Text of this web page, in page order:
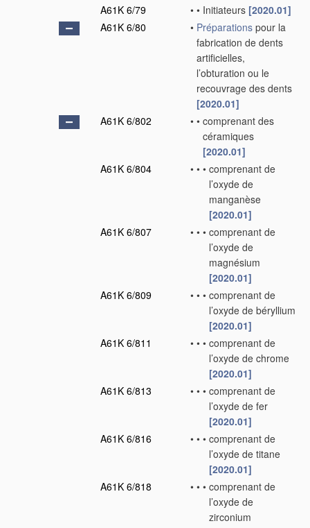
A61K 6/79
• • Initiateurs [2020.01]
A61K 6/80
• Préparations pour la
fabrication de dents
artificielles,
l’obturation ou le
recouvrage des dents
[2020.01]
A61K 6/802
• • comprenant des
céramiques
[2020.01]
A61K 6/804
• • • comprenant de
l’oxyde de
manganèse
[2020.01]
A61K 6/807
• • • comprenant de
l’oxyde de
magnésium
[2020.01]
A61K 6/809
• • • comprenant de
l’oxyde de béryllium
[2020.01]
A61K 6/811
• • • comprenant de
l’oxyde de chrome
[2020.01]
A61K 6/813
• • • comprenant de
l’oxyde de fer
[2020.01]
A61K 6/816
• • • comprenant de
l’oxyde de titane
[2020.01]
A61K 6/818
• • • comprenant de
l’oxyde de
zirconium